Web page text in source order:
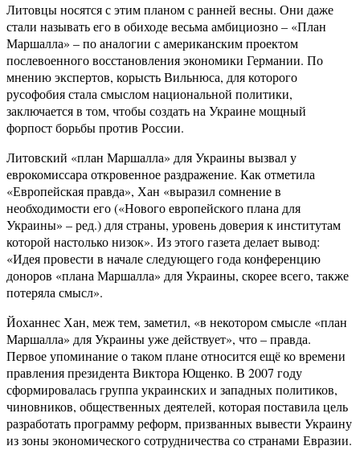
Литовцы носятся с этим планом с ранней весны. Они даже
стали называть его в обиходе весьма амбициозно – «План
Маршалла» – по аналогии с американским проектом
послевоенного восстановления экономики Германии. По
мнению экспертов, корысть Вильнюса, для которого
русофобия стала смыслом национальной политики,
заключается в том, чтобы создать на Украине мощный
форпост борьбы против России.
Литовский «план Маршалла» для Украины вызвал у
еврокомиссара откровенное раздражение. Как отметила
«Европейская правда», Хан «выразил сомнение в
необходимости его («Нового европейского плана для
Украины» – ред.) для страны, уровень доверия к институтам
которой настолько низок». Из этого газета делает вывод:
«Идея провести в начале следующего года конференцию
доноров «плана Маршалла» для Украины, скорее всего, также
потеряла смысл».
Йоханнес Хан, меж тем, заметил, «в некотором смысле «план
Маршалла» для Украины уже действует», что – правда.
Первое упоминание о таком плане относится ещё ко времени
правления президента Виктора Ющенко. В 2007 году
сформировалась группа украинских и западных политиков,
чиновников, общественных деятелей, которая поставила цель
разработать программу реформ, призванных вывести Украину
из зоны экономического сотрудничества со странами Евразии.